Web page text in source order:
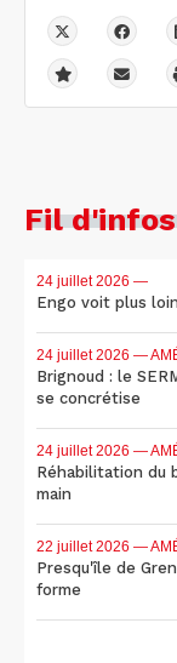
Fil d'infos
24 juillet 2026 —
Engo voit plus
24 juillet 2026 —
Brignoud : le
se concrétise
24 juillet 2026 —
Réhabilitation du
main
22 juillet 2026 —
Presqu'île de
forme